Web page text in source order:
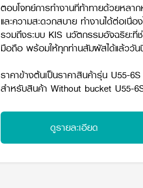
ตอบโจทย์การทำงานที่ท้าทายด้วยหล
และความสะดวกสบาย ทำงานได้ต่อเนื่
รวมถึงระบบ KIS นวัตกรรมอัจฉริยะ
มือถือ พร้อมให้ทุกท่านสัมผัสได้แล้ววัน
ราคาข้างต้นเป็นราคาสินค้ารุ่น U55-
สำหรับสินค้า Without bucket U55-
ดูรายละเอียด